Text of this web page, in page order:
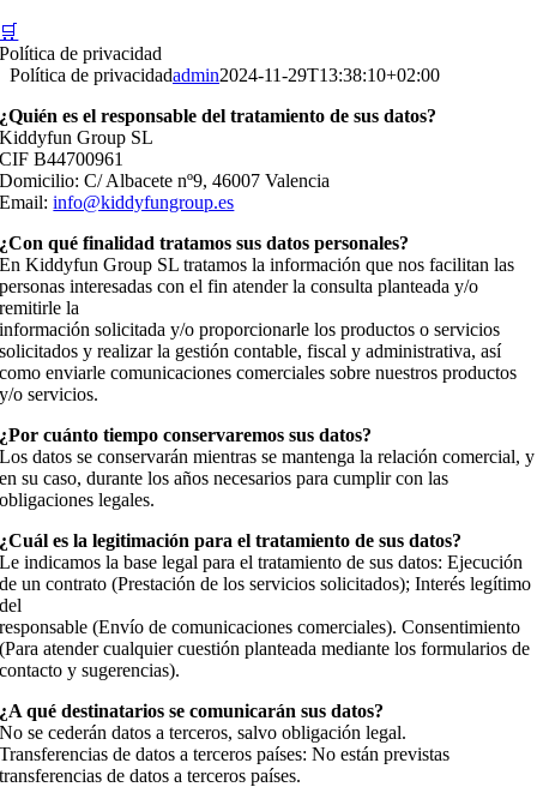
🛒
Política de privacidad
Política de privacidadadmin2024-11-29T13:38:10+02:00
¿Quién es el responsable del tratamiento de sus datos?
Kiddyfun Group SL
CIF B44700961
Domicilio: C/ Albacete nº9, 46007 Valencia
Email:info@kiddyfungroup.es
¿Con qué finalidad tratamos sus datos personales?
En Kiddyfun Group SL tratamos la información que nos facilitan las
personas interesadas con el fin atender la consulta planteada y/o
remitirle la
información solicitada y/o proporcionarle los productos o servicios
solicitados y realizar la gestión contable, fiscal y administrativa, así
como enviarle comunicaciones comerciales sobre nuestros productos
y/o servicios.
¿Por cuánto tiempo conservaremos sus datos?
Los datos se conservarán mientras se mantenga la relación comercial, y
en su caso, durante los años necesarios para cumplir con las
obligaciones legales.
¿Cuál es la legitimación para el tratamiento de sus datos?
Le indicamos la base legal para el tratamiento de sus datos: Ejecución
de un contrato (Prestación de los servicios solicitados); Interés legítimo
del
responsable (Envío de comunicaciones comerciales). Consentimiento
(Para atender cualquier cuestión planteada mediante los formularios de
contacto y sugerencias).
¿A qué destinatarios se comunicarán sus datos?
No se cederán datos a terceros, salvo obligación legal.
Transferencias de datos a terceros países: No están previstas
transferencias de datos a terceros países.